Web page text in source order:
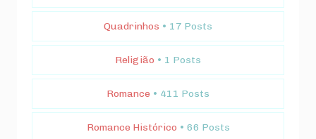
Quadrinhos • 17 Posts
Religião • 1 Posts
Romance • 411 Posts
Romance Histórico • 66 Posts